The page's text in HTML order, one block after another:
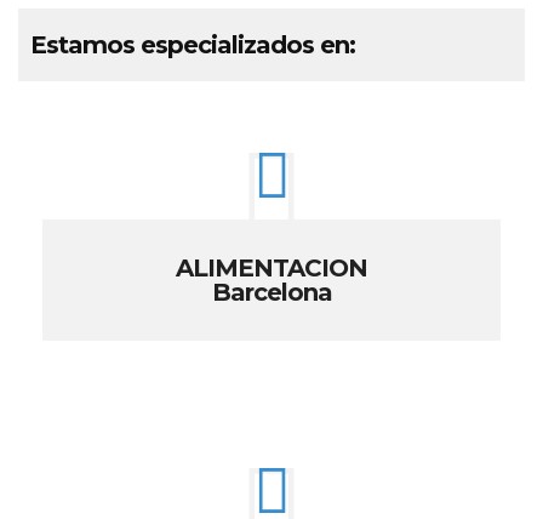
Estamos especializados en:
ALIMENTACION
Barcelona